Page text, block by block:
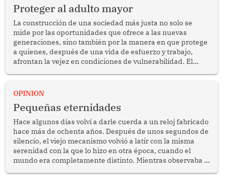
Proteger al adulto mayor
La construcción de una sociedad más justa no solo se
mide por las oportunidades que ofrece a las nuevas
generaciones, sino también por la manera en que protege
a quienes, después de una vida de esfuerzo y trabajo,
afrontan la vejez en condiciones de vulnerabilidad. El
bimestrales el subsidio que reciben los beneficiarios del
reflexionar sobre la importancia de fortalecer las políticas
públicas dirigidas a los adultos mayores en pobreza.
OPINION
Pequeñas eternidades
Hace algunos días volví a darle cuerda a un reloj fabricado
hace más de ochenta años. Después de unos segundos de
silencio, el viejo mecanismo volvió a latir con la misma
serenidad con la que lo hizo en otra época, cuando el
mundo era completamente distinto. Mientras observaba el